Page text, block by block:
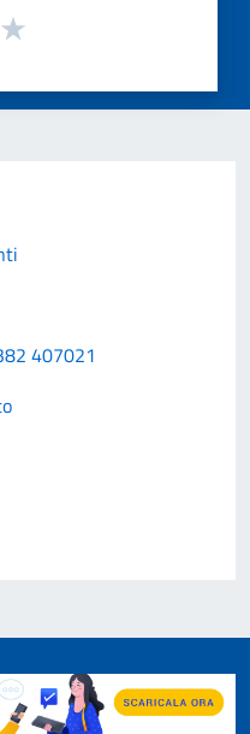
407021